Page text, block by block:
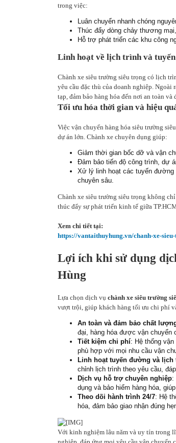
trong việc:
Luân chuyển nhanh chóng
Thúc đẩy dòng chảy thương
Hỗ trợ phát triển các khu công
Linh hoạt về lịch trình và
Chành xe siêu trường siêu trọng có lịch
yêu cầu đặc thù của doanh nghiệp.
tạp, đảm bảo hàng hóa đến nơi an toàn
Tối ưu hóa thời gian và hiệu
Việc vận chuyển hàng hóa siêu trường
dự án lớn. Chành xe chuyên dụng giúp:
Giảm thời gian bốc dỡ và vận
Đảm bảo tiến độ công trình, dự
Xử lý linh hoạt các tuyến
chuyên sâu.
Chành xe siêu trường siêu trọng không
thúc đẩy sự phát triển kinh tế giữa
Xem chi tiết tại:
https://vantaithuyhung.vn/chanh-xe-
Lợi ích khi sử dụng
Hùng
Lựa chọn dịch vụ chành xe siêu trường
vượt trội, giúp khách hàng tối ưu chi phí
An toàn và đảm bảo chất
đại, hàng hóa được vận chuyển
Tiết kiệm chi phí: Hệ thống
phù hợp với mọi nhu cầu vận
Linh hoạt tuyến đường và lịch
chỉnh lịch trình theo yêu cầu,
Dịch vụ hỗ trợ chuyên nghiệp:
dụng và bảo hiểm hàng hóa,
Theo dõi hành trình 24/7: Hệ
hóa, đảm bảo giao nhận đúng
Với kinh nghiệm lâu năm và uy tín trong